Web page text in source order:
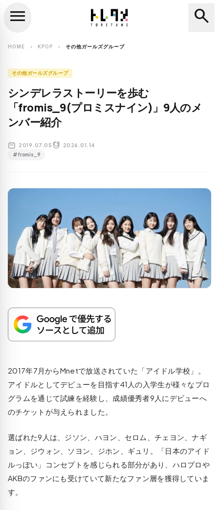
search
menu search
HOME chevron_right KPOP chevron_right その他ガールズグループ
その他ガールズグループ
シンデレラストーリーを歩む
「fromis_9(プロミスナイン)」9人のメ
ンバー紹介
2019.07.05 2026.01.14
#fromis_9
2017年7月からMnetで放送されていた「アイドル学校」。
アイドルとしてデビューを目指す41人の入学生が様々なプロ
グラムを通じて試練を経験し、成績優秀者9人にデビューへ
のチケットが与えられました。
選ばれた9人は、ジソン、ハヨン、セロム、チェヨン、ナギ
ョン、ジウォン、ソヨン、ジホン、ギュリ。「日本のアイド
ルっぽい」コンセプトを感じられる部分があり、ハロプロや
AKBのファンにも受けていて新たなファン層を獲得していま
す。